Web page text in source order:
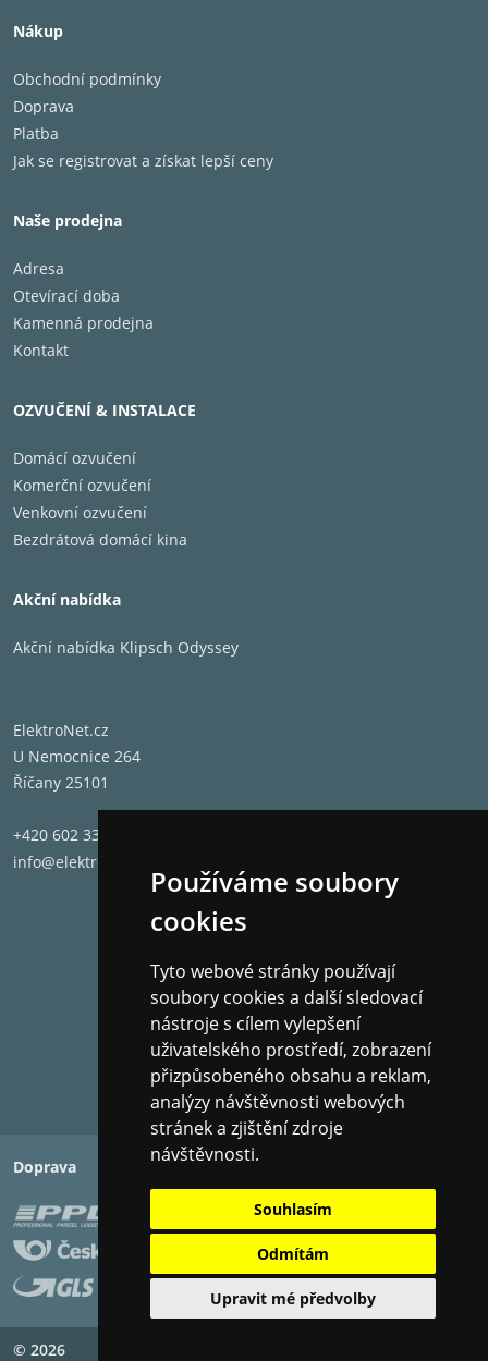
Používáme soubory
cookies
Tyto webové stránky používají
soubory cookies a další sledovací
nástroje s cílem vylepšení
uživatelského prostředí, zobrazení
přizpůsobeného obsahu a reklam,
analýzy návštěvnosti webových
stránek a zjištění zdroje
návštěvnosti.
Souhlasím
Odmítám
Upravit mé předvolby
Nákup
Obchodní podmínky
Doprava
Platba
Jak se registrovat a získat lepší ceny
Naše prodejna
Adresa
Otevírací doba
Kamenná prodejna
Kontakt
OZVUČENÍ & INSTALACE
Domácí ozvučení
Komerční ozvučení
Venkovní ozvučení
Bezdrátová domácí kina
Akční nabídka
Akční nabídka Klipsch Odyssey
ElektroNet.cz
U Nemocnice 264
Říčany 25101
+420 602 331 662
info@elektronet.cz
Doprava Platba
© 2026